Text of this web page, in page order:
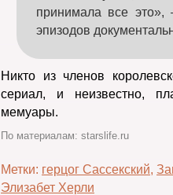
принимала все
эпизодов
Никто из членов
сериал, и неизвестно,
мемуары.
По материалам: starslife.ru
Метки: герцог Сассекский,
Элизабет Херли